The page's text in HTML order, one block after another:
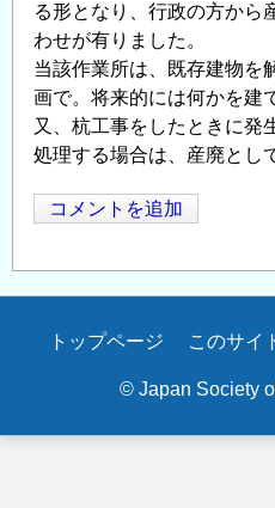
る形となり、行政の方から
わせが有りました。
当該作業所は、既存建物を
画で。将来的には何かを建
又、杭工事をしたときに発
処理する場合は、産廃とし
コメントを追加
Secondary
トップページ このサイ
© Japan Society